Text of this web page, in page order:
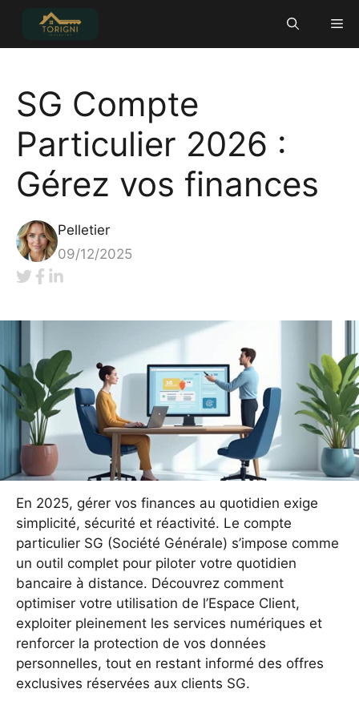
contenu
SG Compte
Particulier 2026 :
Gérez vos finances
Pelletier
09/12/2025
En 2025, gérer vos finances au quotidien exige
simplicité, sécurité et réactivité. Le compte
particulier SG (Société Générale) s’impose comme
un outil complet pour piloter votre quotidien
bancaire à distance. Découvrez comment
optimiser votre utilisation de l’Espace Client,
exploiter pleinement les services numériques et
renforcer la protection de vos données
personnelles, tout en restant informé des offres
exclusives réservées aux clients SG.